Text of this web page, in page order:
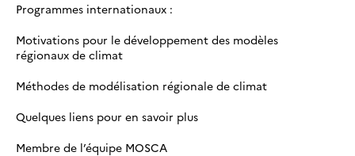
Programmes internationaux :​
Motivations pour le développement des modèles
régionaux de climat
Méthodes de modélisation régionale de climat
Quelques liens pour en savoir plus
Membre de l’équipe MOSCA